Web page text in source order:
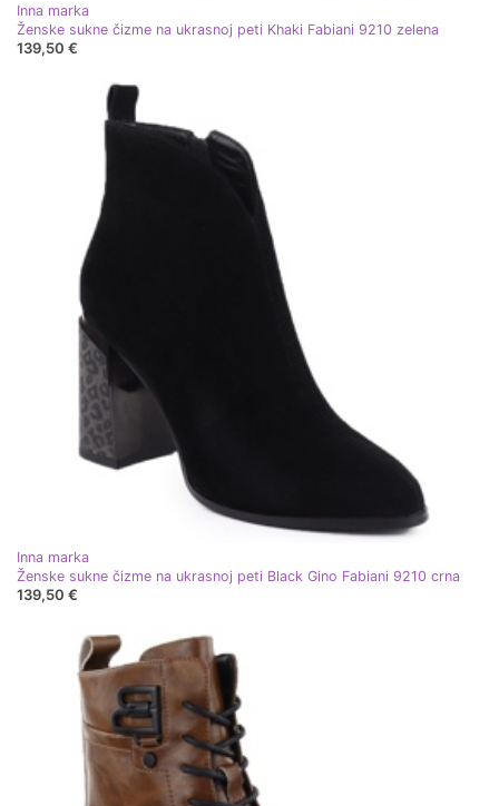
Inna marka
Ženske sukne čizme na ukrasnoj peti Khaki Fabiani 9210 zelena
139,50 €
Inna marka
Ženske sukne čizme na ukrasnoj peti Black Gino Fabiani 9210 crna
139,50 €